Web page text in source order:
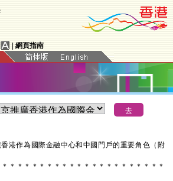
網頁指南
港作為國際金融中心和中國門戶的重要角色（附
＊ ＊ ＊ ＊ ＊ ＊ ＊ ＊ ＊ ＊ ＊ ＊ ＊ ＊ ＊ ＊ ＊ ＊ ＊ ＊ ＊ ＊